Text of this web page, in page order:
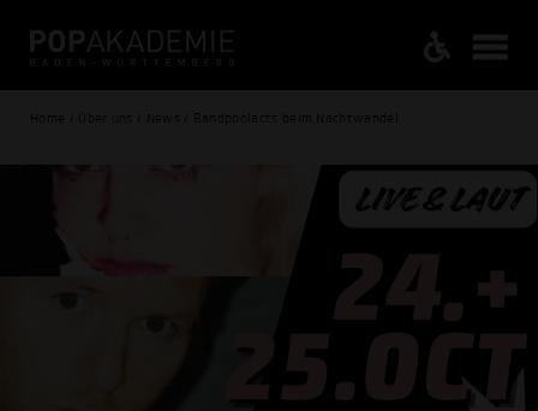
Home / Über uns / News / Bandpoolacts beim Nachtwandel